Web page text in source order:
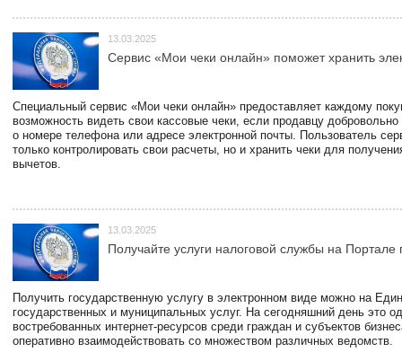
13.03.2025
Сервис «Мои чеки онлайн» поможет хранить
Специальный сервис «Мои чеки онлайн» предоставляет каждому
возможность видеть свои кассовые чеки, если продавцу
о номере телефона или адресе электронной почты. Пользователь
только контролировать свои расчеты, но и хранить чеки для
вычетов.
13.03.2025
Получайте услуги налоговой службы на Портале
Получить государственную услугу в электронном виде можно на
государственных и муниципальных услуг. На сегодняшний день это
востребованных интернет-ресурсов среди граждан и субъектов
оперативно взаимодействовать со множеством различных ведомств.